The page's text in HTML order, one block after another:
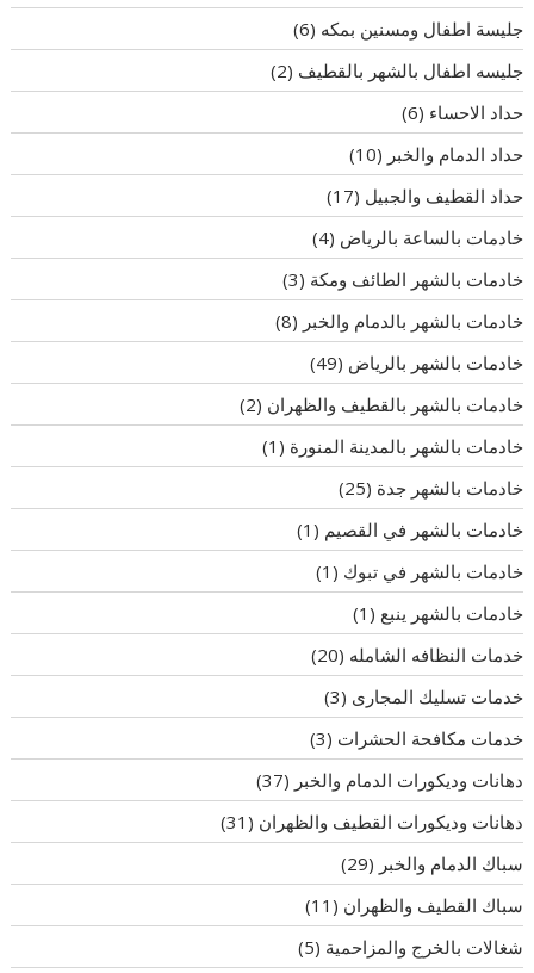
جليسة اطفال ومسنين بمكه (6)
جليسه اطفال بالشهر بالقطيف (2)
حداد الاحساء (6)
حداد الدمام والخبر (10)
حداد القطيف والجبيل (17)
خادمات بالساعة بالرياض (4)
خادمات بالشهر الطائف ومكة (3)
خادمات بالشهر بالدمام والخبر (8)
خادمات بالشهر بالرياض (49)
خادمات بالشهر بالقطيف والظهران (2)
خادمات بالشهر بالمدينة المنورة (1)
خادمات بالشهر جدة (25)
خادمات بالشهر في القصيم (1)
خادمات بالشهر في تبوك (1)
خادمات بالشهر ينبع (1)
خدمات النظافه الشامله (20)
خدمات تسليك المجارى (3)
خدمات مكافحة الحشرات (3)
دهانات وديكورات الدمام والخبر (37)
دهانات وديكورات القطيف والظهران (31)
سباك الدمام والخبر (29)
سباك القطيف والظهران (11)
شغالات بالخرج والمزاحمية (5)